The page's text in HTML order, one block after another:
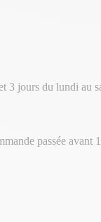
3 jours du lundi au
passée avant